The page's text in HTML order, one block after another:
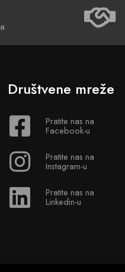
Društvene mreže
Pratite nas na
Facebook-u
Pratite nas na
Instagram-u
Pratite nas na
Linkedin-u